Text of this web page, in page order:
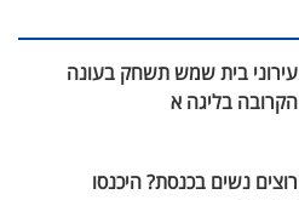
עירוני בית שמש תשחק בעונה
הקרובה בליגה א
רוצים נשים בכנסת? היכנסו